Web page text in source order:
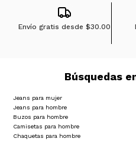
Envío gratis desde$30.00
Búsquedas
Jeans para mujer
Jeans para hombre
Buzos para hombre
Camisetas para hombre
Chaquetas para hombre